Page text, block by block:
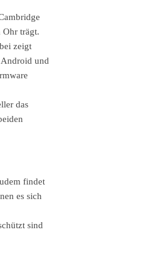
Ohr trägt.
zeigt
und
das
findet
es sich
sind